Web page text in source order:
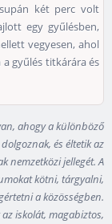
két perc volt
egy gyűlésben,
vegyesen, ahol
gyűlés titkárára és
ahogy a különböző
és éltetik az
nemzetközi jellegét. A
kötni, tárgyalni,
a közösségben.
iskolát, magabiztos,